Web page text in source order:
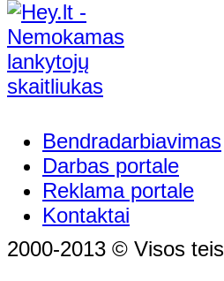
Bendradarbiavimas
Darbas portale
Reklama portale
Kontaktai
2000-2013 © Visos